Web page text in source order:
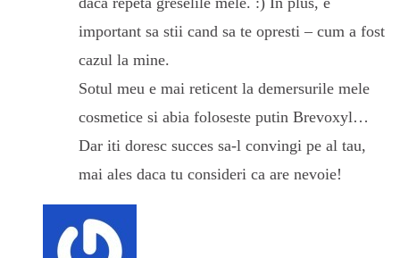
important sa stii cand sa te opresti – cum a fost
cazul la mine.
Sotul meu e mai reticent la demersurile mele
cosmetice si abia foloseste putin Brevoxyl…
Dar iti doresc succes sa-l convingi pe al tau,
mai ales daca tu consideri ca are nevoie!